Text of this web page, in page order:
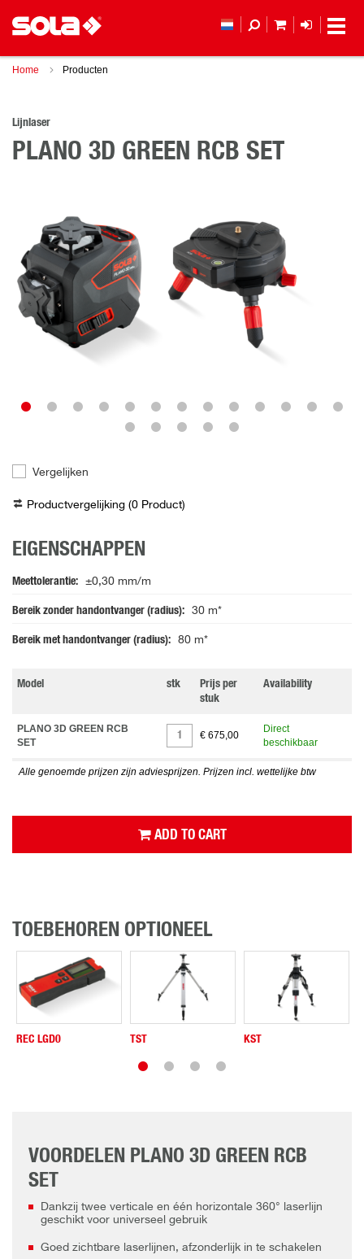
Home Producten
Lijnlaser
PLANO 3D GREEN RCB SET
Vergelijken
Productvergelijking (0 Product)
EIGENSCHAPPEN
Meettolerantie ±0,30 mm/m
Bereik zonder handontvanger (radius) 30 m*
Bereik met handontvanger (radius) 80 m*
Model stk
Prijs per
stuk
Availability
PLANO 3D GREEN RCB
SET
€ 675,00
Direct
beschikbaar
Alle genoemde prijzen zijn adviesprijzen. Prijzen incl. wettelijke btw
ADD TO CART
TOEBEHOREN OPTIONEEL
REC LGD0 TST KST
VOORDELEN PLANO 3D GREEN RCB
SET
Dankzij twee verticale en één horizontale 360° laserlijn
geschikt voor universeel gebruik
Goed zichtbare laserlijnen, afzonderlijk in te schakelen
MIJN LOGIN